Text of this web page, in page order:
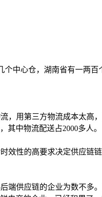
中心仓，湖南省有一两
用第三方物流成本太高
中物流配送占2000多人。
效性的高要求决定供应链
端供应链的企业为数不多